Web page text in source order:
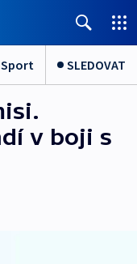
Sport SLEDOVAT
v boji s